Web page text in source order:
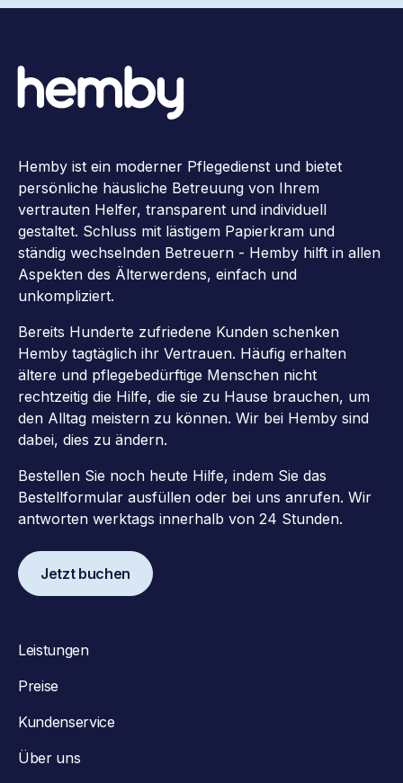
Hemby ist ein moderner Pflegedienst und bietet
persönliche häusliche Betreuung von Ihrem
vertrauten Helfer, transparent und individuell
gestaltet. Schluss mit lästigem Papierkram und
ständig wechselnden Betreuern - Hemby hilft in allen
Aspekten des Älterwerdens, einfach und
unkompliziert.
Bereits Hunderte zufriedene Kunden schenken
Hemby tagtäglich ihr Vertrauen. Häufig erhalten
ältere und pflegebedürftige Menschen nicht
rechtzeitig die Hilfe, die sie zu Hause brauchen, um
den Alltag meistern zu können. Wir bei Hemby sind
dabei, dies zu ändern.
Bestellen Sie noch heute Hilfe, indem Sie das
Bestellformular ausfüllen oder bei uns anrufen. Wir
antworten werktags innerhalb von 24 Stunden.
Jetzt buchen
Leistungen
Preise
Kundenservice
Über uns